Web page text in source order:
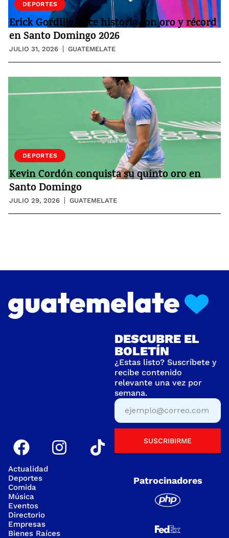
DEPORTES
Erick Gordillo hace historia con oro y récord
en Santo Domingo 2026
JULIO 31, 2026 GUATEMELATE
DEPORTES
Kevin Cordón conquista su quinto oro en
Santo Domingo
JULIO 29, 2026 GUATEMELATE
Actualidad
Deportes
Comida
Música
Eventos
Directorio
Empresas
Bienes Raíces
DESCUBRE EL
BOLETÍN
¿Estas listo? Suscríbete y
recibe contenido
relevante una vez por
semana.
SUSCRIBIRME
Patrocinadores